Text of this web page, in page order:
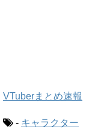
VTuberまとめ速報
- キャラクター